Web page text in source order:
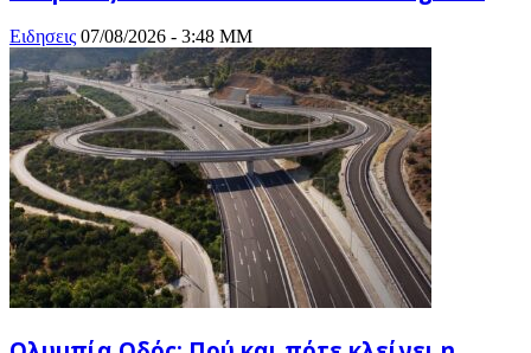
Ειδησεις 07/08/2026 - 3:48 ΜΜ